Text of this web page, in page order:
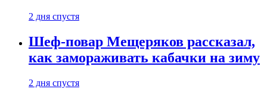
2 дня спустя
Шеф-повар Мещеряков рассказал,
как замораживать кабачки на зиму
2 дня спустя